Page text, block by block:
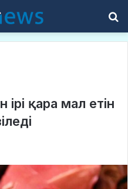
ірі қара мал етін